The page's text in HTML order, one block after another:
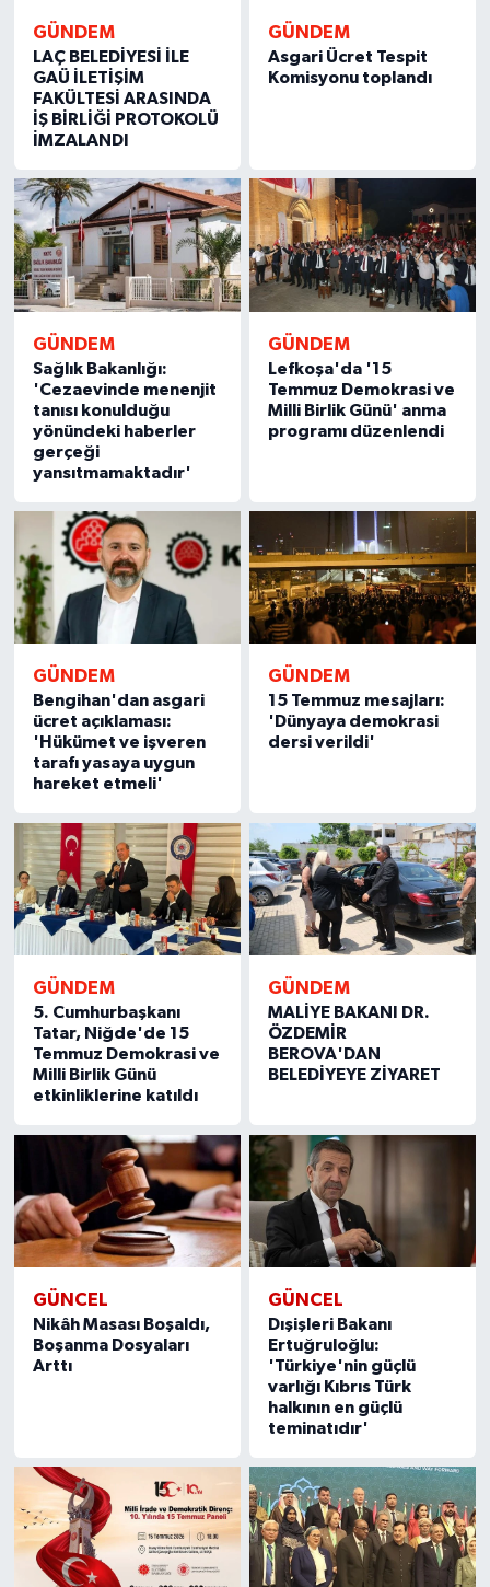
GÜNDEM
LAÇ BELEDİYESİ İLE
GAÜ İLETİŞİM
FAKÜLTESİ ARASINDA
İŞ BİRLİĞİ PROTOKOLÜ
İMZALANDI
GÜNDEM
Asgari Ücret Tespit
Komisyonu toplandı
GÜNDEM
Sağlık Bakanlığı:
'Cezaevinde menenjit
tanısı konulduğu
yönündeki haberler
gerçeği
yansıtmamaktadır'
GÜNDEM
Lefkoşa'da '15
Temmuz Demokrasi ve
Milli Birlik Günü' anma
programı düzenlendi
GÜNDEM
Bengihan'dan asgari
ücret açıklaması:
'Hükümet ve işveren
tarafı yasaya uygun
hareket etmeli'
GÜNDEM
15 Temmuz mesajları:
'Dünyaya demokrasi
dersi verildi'
GÜNDEM
5. Cumhurbaşkanı
Tatar, Niğde'de 15
Temmuz Demokrasi ve
Milli Birlik Günü
etkinliklerine katıldı
GÜNDEM
MALİYE BAKANI DR.
ÖZDEMİR
BEROVA'DAN
BELEDİYEYE ZİYARET
GÜNCEL
Nikâh Masası Boşaldı,
Boşanma Dosyaları
Arttı
GÜNCEL
Dışişleri Bakanı
Ertuğruloğlu:
'Türkiye'nin güçlü
varlığı Kıbrıs Türk
halkının en güçlü
teminatıdır'
MAGAZİN
Nöbetçi Eczaneler
SAĞLIK
SİYASET
TATLISU
TEKNOLOJİ
YAŞAM